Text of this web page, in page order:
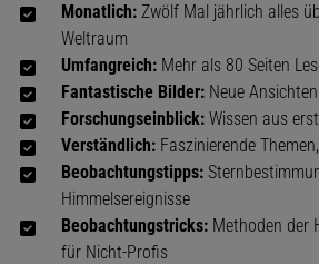
Monatlich: Zwölf Mal jährlich alles
Weltraum
Umfangreich: Mehr als 80 Seiten
Fantastische Bilder: Neue
Forschungseinblick: Wissen aus
Verständlich: Faszinierende
Beobachtungstipps:
Himmelsereignisse
Beobachtungstricks: Methoden der
für Nicht-Profis